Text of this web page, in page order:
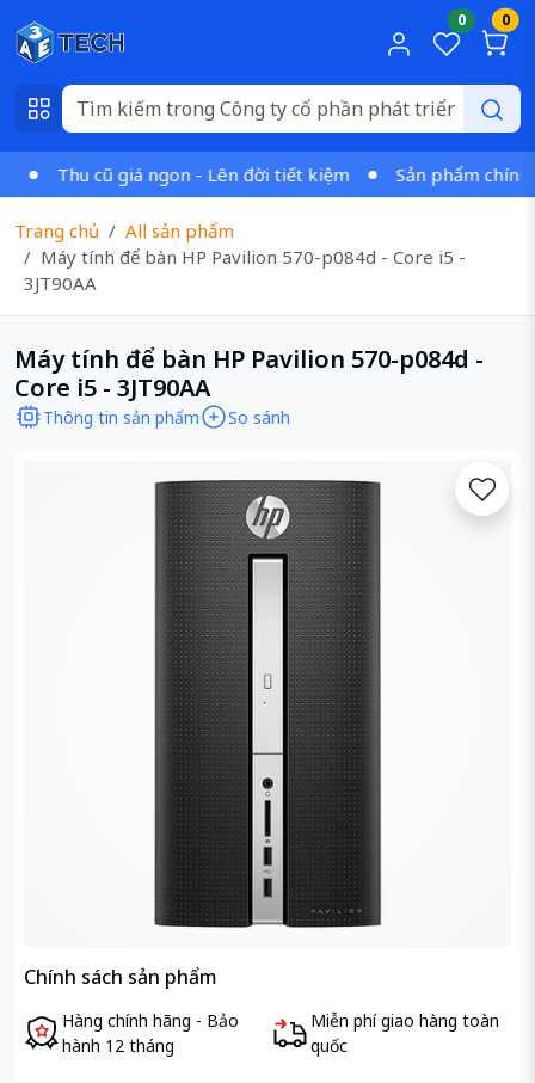
0 0
Thu cũ giá ngon - Lên đời tiết kiệm Sản phẩm chính
Trang chủ
All sản phẩm
Máy tính để bàn HP Pavilion 570-p084d - Core i5 -
3JT90AA
Máy tính để bàn HP Pavilion 570-p084d -
Core i5 - 3JT90AA
Thông tin sản phẩm So sánh
Chính sách sản phẩm
Hàng chính hãng - Bảo
hành 12 tháng
Miễn phí giao hàng toàn
quốc